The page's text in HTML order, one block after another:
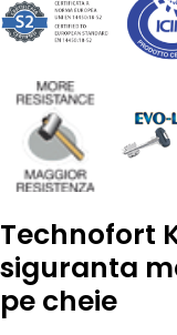
Technofort
siguranta
pe cheie